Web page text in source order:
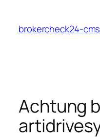
springen
brokercheck24-
Achtung